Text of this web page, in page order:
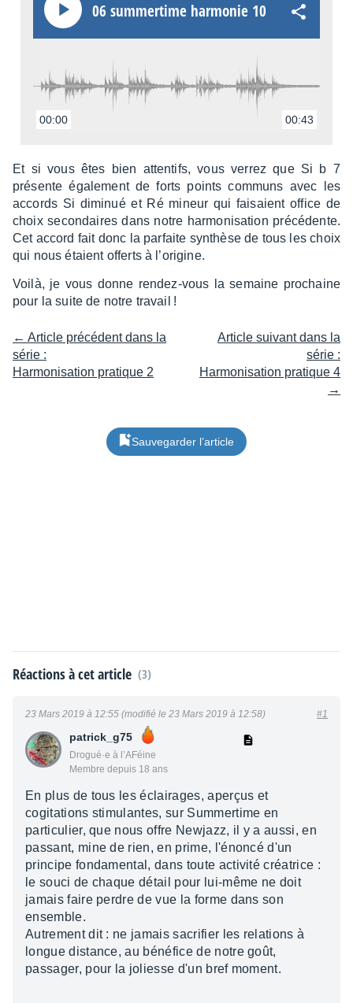
06 summer­time harmo­nie 10
00:00 00:43
Et si vous êtes bien atten­tifs, vous verrez que Si b 7
présente égale­ment de forts points communs avec les
accords Si dimi­nué et Ré mineur qui faisaient office de
choix secon­daires dans notre harmo­ni­sa­tion précé­dente.
Cet accord fait donc la parfaite synthèse de tous les choix
qui nous étaient offerts à l’ori­gine.
Voilà, je vous donne rendez-vous la semaine prochaine
pour la suite de notre travail !
← Article précédent dans la
série :
Harmonisation pratique 2
Article suivant dans la
série :
Harmonisation pratique 4
→
Sauvegarder l’article
Réactions à cet article (3)
patrick_g75
Drogué·e à l’AFéine
Membre depuis 18 ans
23 Mars 2019 à 12:55 (modifié le 23 Mars 2019 à 12:58) #1
En plus de tous les éclairages, aperçus et
cogitations stimulantes, sur Summertime en
particulier, que nous offre Newjazz, il y a aussi, en
passant, mine de rien, en prime, l'énoncé d'un
principe fondamental, dans toute activité créatrice :
le souci de chaque détail pour lui-même ne doit
jamais faire perdre de vue la forme dans son
ensemble.
Autrement dit : ne jamais sacrifier les relations à
longue distance, au bénéfice de notre goût,
passager, pour la joliesse d'un bref moment.